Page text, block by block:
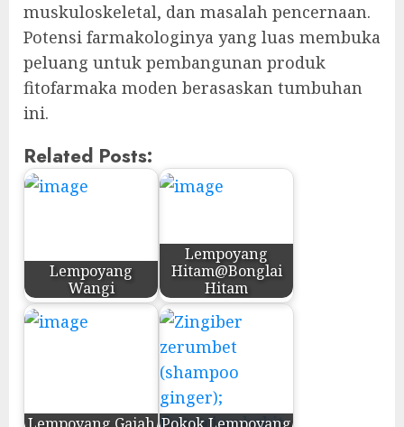
muskuloskeletal, dan masalah pencernaan.
Potensi farmakologinya yang luas membuka
peluang untuk pembangunan produk
fitofarmaka moden berasaskan tumbuhan
ini.
Related Posts:
Lempoyang
Wangi
Lempoyang
Hitam@Bonglai
Hitam
Lempoyang Gajah Pokok Lempoyang